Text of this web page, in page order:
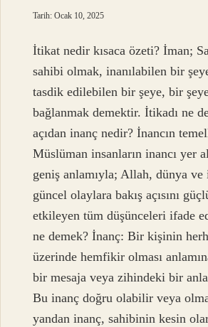
Tarih: Ocak 10, 2025
İtikat nedir kısaca özeti? İman;
sahibi olmak, inanılabilen bir
tasdik edilebilen bir şeye, bir
bağlanmak demektir. İtikadı ne
açıdan inanç nedir? İnancın
Müslüman insanların inancı yer
geniş anlamıyla; Allah, dünya
güncel olaylara bakış açısını
etkileyen tüm düşünceleri ifade
ne demek? İnanç: Bir kişinin
üzerinde hemfikir olması
bir mesaja veya zihindeki bir
Bu inanç doğru olabilir veya
yandan inanç, sahibinin kesin